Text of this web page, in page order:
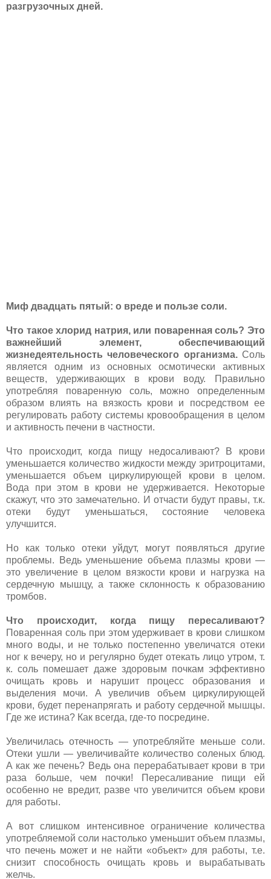
разгрузочных дней.
Миф двадцать пятый: о вреде и пользе соли.
Что такое хлорид натрия, или поваренная соль? Это
важнейший элемент, обеспечивающий
жизнедеятельность человеческого организма. Соль
является одним из основных осмотически активных
веществ, удерживающих в крови воду. Правильно
употребляя поваренную соль, можно определенным
образом влиять на вязкость крови и посредством ее
регулировать работу системы кровообращения в целом
и активность печени в частности.
Что происходит, когда пищу недосаливают? В крови
уменьшается количество жидкости между эритроцитами,
уменьшается объем циркулирующей крови в целом.
Вода при этом в крови не удерживается. Некоторые
скажут, что это замечательно. И отчасти будут правы, т.к.
отеки будут уменьшаться, состояние человека
улучшится.
Но как только отеки уйдут, могут появляться другие
проблемы. Ведь уменьшение объема плазмы крови —
это увеличение в целом вязкости крови и нагрузка на
сердечную мышцу, а также склонность к образованию
тромбов.
Что происходит, когда пищу пересаливают?
Поваренная соль при этом удерживает в крови слишком
много воды, и не только постепенно увеличатся отеки
ног к вечеру, но и регулярно будет отекать лицо утром, т.
к. соль помешает даже здоровым почкам эффективно
очищать кровь и нарушит процесс образования и
выделения мочи. А увеличив объем циркулирующей
крови, будет перенапрягать и работу сердечной мышцы.
Где же истина? Как всегда, где-то посредине.
Увеличилась отечность — употребляйте меньше соли.
Отеки ушли — увеличивайте количество соленых блюд.
А как же печень? Ведь она перерабатывает крови в три
раза больше, чем почки! Пересаливание пищи ей
особенно не вредит, разве что увеличится объем крови
для работы.
А вот слишком интенсивное ограничение количества
употребляемой соли настолько уменьшит объем плазмы,
что печень может и не найти «объект» для работы, т.е.
снизит способность очищать кровь и вырабатывать
желчь.